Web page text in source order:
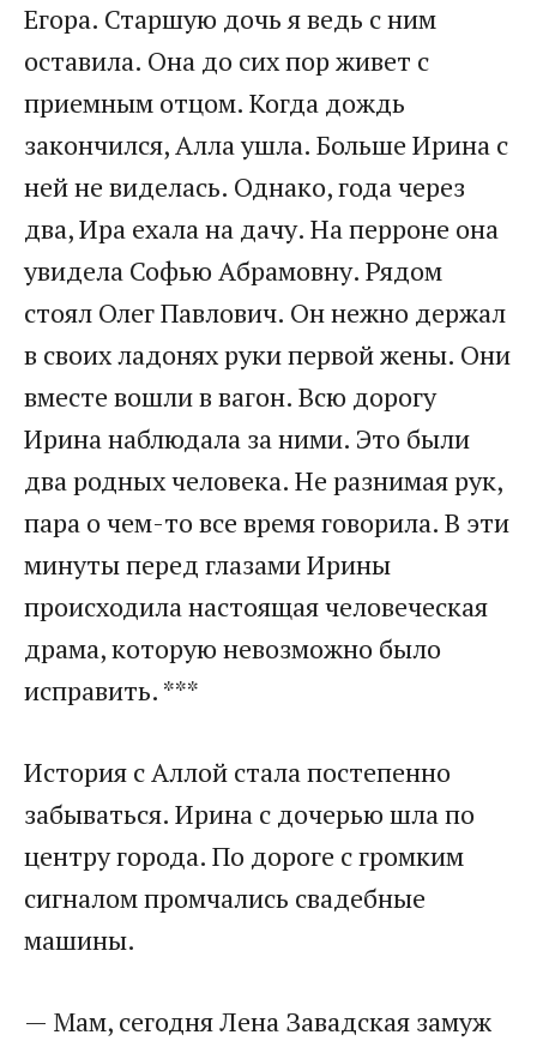
Егора. Старшую дочь я ведь с ним
оставила. Она до сих пор живет с
приемным отцом. Когда дождь
закончился, Алла ушла. Больше Ирина с
ней не виделась. Однако, года через
два, Ира ехала на дачу. На перроне она
увидела Софью Абрамовну. Рядом
стоял Олег Павлович. Он нежно держал
в своих ладонях руки первой жены. Они
вместе вошли в вагон. Всю дорогу
Ирина наблюдала за ними. Это были
два родных человека. Не разнимая рук,
пара о чем-то все время говорила. В эти
минуты перед глазами Ирины
происходила настоящая человеческая
драма, которую невозможно было
исправить. ***
История с Аллой стала постепенно
забываться. Ирина с дочерью шла по
центру города. По дороге с громким
сигналом промчались свадебные
машины.
— Мам, сегодня Лена Завадская замуж